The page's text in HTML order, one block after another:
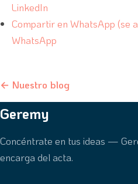
LinkedIn
Compartir en WhatsApp (se
WhatsApp
← Nuestro blog
Geremy
Concéntrate en tus ideas —
encarga del acta.